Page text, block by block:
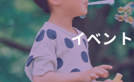
イベン